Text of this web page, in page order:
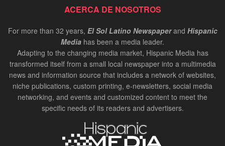
ACERCA DE NOSOTROS
For more than 32 years, El Sol Latino Newspaperand Hispanic
Media has been a media leader.
Adapting to the changing media market, Hispanic Media has
transformed itself from a small local newspaper into a multimedia
news and information source that includes a network of websites,
niche publications, custom printing, e-newsletters, social media
networking, and events and customized content to meet the
specific needs of its readers and advertisers.